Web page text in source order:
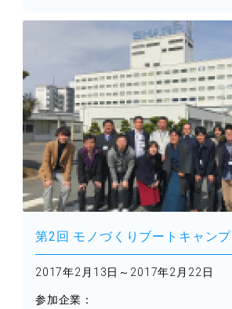
第2回 モノづくりブートキャンプ
2017年2月13日～2017年2月22日
参加企業：